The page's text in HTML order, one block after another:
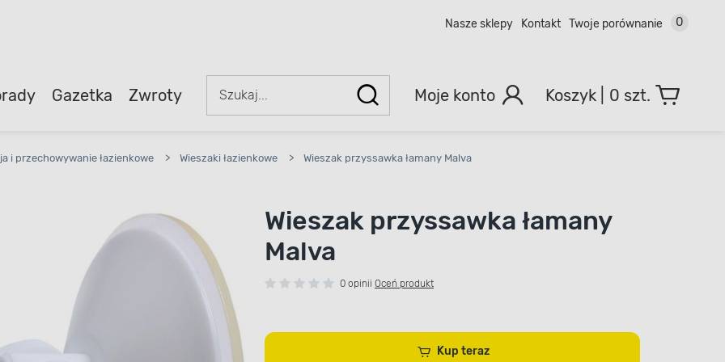
Nasze sklepy Kontakt Twoje porównanie 0
Gazetka Zwroty Moje konto 0 szt.
i przechowywanie łazienkowe > Wieszaki łazienkowe > Wieszak przyssawka łamany Malva
Wieszak przyssawka łamany
Malva
0 opinii Oceń produkt
Kup teraz